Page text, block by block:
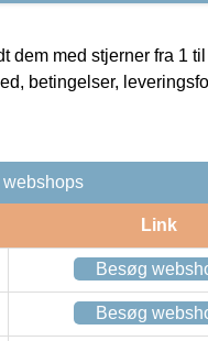
med stjerner fra 1
betingelser,
webshops
Link
Besøg
Besøg